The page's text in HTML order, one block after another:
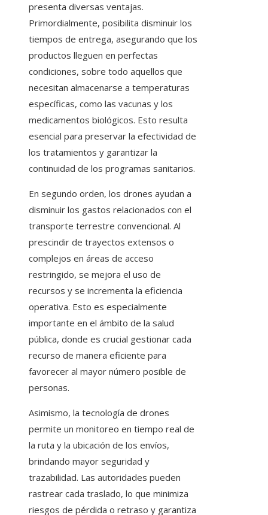
presenta diversas ventajas.
Primordialmente, posibilita disminuir los
tiempos de entrega, asegurando que los
productos lleguen en perfectas
condiciones, sobre todo aquellos que
necesitan almacenarse a temperaturas
específicas, como las vacunas y los
medicamentos biológicos. Esto resulta
esencial para preservar la efectividad de
los tratamientos y garantizar la
continuidad de los programas sanitarios.
En segundo orden, los drones ayudan a
disminuir los gastos relacionados con el
transporte terrestre convencional. Al
prescindir de trayectos extensos o
complejos en áreas de acceso
restringido, se mejora el uso de
recursos y se incrementa la eficiencia
operativa. Esto es especialmente
importante en el ámbito de la salud
pública, donde es crucial gestionar cada
recurso de manera eficiente para
favorecer al mayor número posible de
personas.
Asimismo, la tecnología de drones
permite un monitoreo en tiempo real de
la ruta y la ubicación de los envíos,
brindando mayor seguridad y
trazabilidad. Las autoridades pueden
rastrear cada traslado, lo que minimiza
riesgos de pérdida o retraso y garantiza